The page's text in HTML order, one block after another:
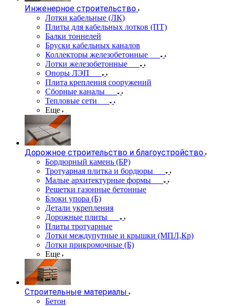
Инженерное строительство
Лотки кабельные (ЛК)
Плиты для кабельных лотков (ПТ)
Балки тоннелей
Бруски кабельных каналов
Коллекторы железобетонные
Лотки железобетонные
Опоры ЛЭП
Плита крепления сооружений
Сборные каналы
Тепловые сети
Еще
Дорожное строительство и благоустройство
Бордюрный камень (БР)
Тротуарная плитка и бордюры
Малые архитектурные формы
Решетки газонные бетонные
Блоки упора (Б)
Детали укрепления
Дорожные плиты
Плиты тротуарные
Лотки междупутные и крышки (МПЛ,Кр)
Лотки прикромочные (Б)
Еще
Строительные материалы
Бетон